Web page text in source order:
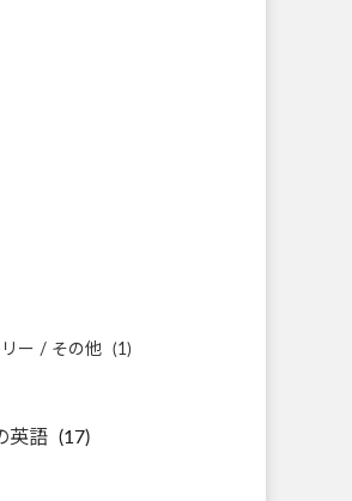
リー / その他 (1)
英語 (17)